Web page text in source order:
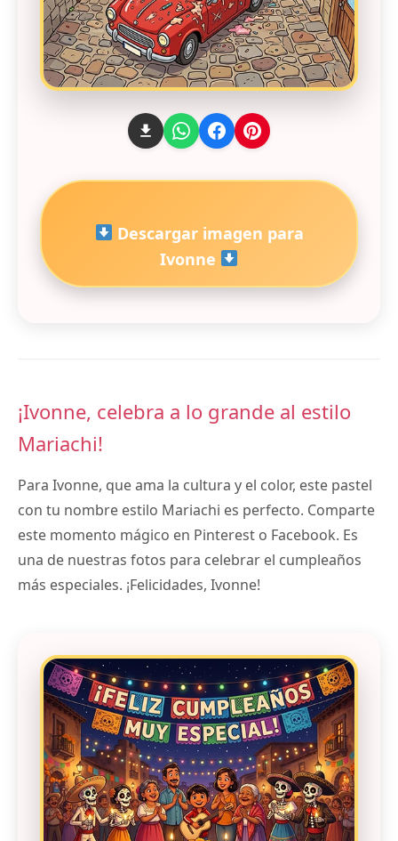
Descargar imagen para
Ivonne
¡Ivonne, celebra a lo grande al estilo
Mariachi!
Para Ivonne, que ama la cultura y el color, este pastel
con tu nombre estilo Mariachi es perfecto. Comparte
este momento mágico en Pinterest o Facebook. Es
una de nuestras fotos para celebrar el cumpleaños
más especiales. ¡Felicidades, Ivonne!